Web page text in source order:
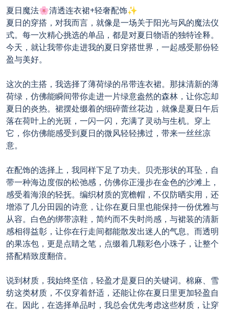
夏日魔法🌸清透连衣裙+轻奢配饰✨
夏日的穿搭，对我而言，就像是一场关于阳光与风的魔法仪
式。每一次精心挑选的单品，都是对夏日物语的独特诠释。
今天，就让我带你走进我的夏日穿搭世界，一起感受那份轻
盈与美好。
这次的主搭，我选择了薄荷绿的吊带连衣裙。那抹清新的薄
荷绿，仿佛能瞬间带你走进一片绿意盎然的森林，让你忘却
夏日的炎热。裙摆处缀着的细碎蕾丝花边，就像是夏日午后
落在荷叶上的光斑，一闪一闪，充满了灵动与生机。穿上
它，你仿佛能感受到夏日的微风轻轻拂过，带来一丝丝凉
意。
在配饰的选择上，我同样下足了功夫。贝壳形状的耳坠，自
带一种海边度假的松弛感，仿佛你正漫步在金色的沙滩上，
感受着海浪的轻抚。编织材质的宽檐帽，不仅防晒实用，还
增添了几分田园的诗意，让你在夏日里也能保持一份优雅与
从容。白色的绑带凉鞋，简约而不失时尚感，与裙装的清新
感相得益彰，让你在行走间都能散发出迷人的气息。而透明
的果冻包，更是点睛之笔，点缀着几颗彩色小珠子，让整个
搭配精致度翻倍。
说到材质，我始终坚信，轻盈才是夏日的关键词。棉麻、雪
纺这类材质，不仅穿着舒适，还能让你在夏日里更加轻盈自
在。因此，在选择单品时，我总会优先考虑这些材质，让穿